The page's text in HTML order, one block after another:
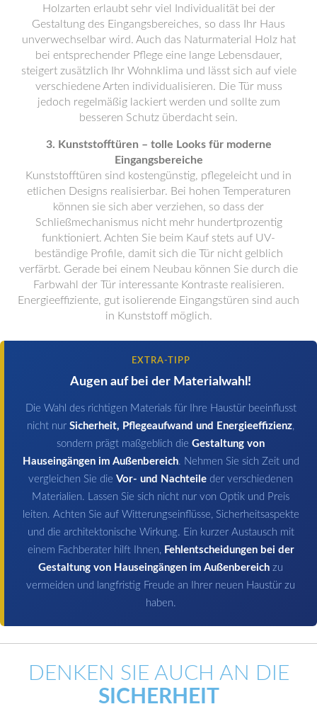
Holzarten erlaubt sehr viel Individualität bei der
Gestaltung des Eingangsbereiches, so dass Ihr Haus
unverwechselbar wird. Auch das Naturmaterial Holz hat
bei entsprechender Pflege eine lange Lebensdauer,
steigert zusätzlich Ihr Wohnklima und lässt sich auf viele
verschiedene Arten individualisieren. Die Tür muss
jedoch regelmäßig lackiert werden und sollte zum
besseren Schutz überdacht sein.
3. Kunststofftüren – tolle Looks für moderne
Eingangsbereiche
Kunststofftüren sind kostengünstig, pflegeleicht und in
etlichen Designs realisierbar. Bei hohen Temperaturen
können sie sich aber verziehen, so dass der
Schließmechanismus nicht mehr hundertprozentig
funktioniert. Achten Sie beim Kauf stets auf UV-
beständige Profile, damit sich die Tür nicht gelblich
verfärbt. Gerade bei einem Neubau können Sie durch die
Farbwahl der Tür interessante Kontraste realisieren.
Energieeffiziente, gut isolierende Eingangstüren sind auch
in Kunststoff möglich.
EXTRA-TIPP
Augen auf bei der Materialwahl!
Die Wahl des richtigen Materials für Ihre Haustür beeinflusst
nicht nur Sicherheit, Pflegeaufwand und Energieeffizienz,
sondern prägt maßgeblich die Gestaltung von
Hauseingängen im Außenbereich. Nehmen Sie sich Zeit und
vergleichen Sie die Vor- und Nachteile der verschiedenen
Materialien. Lassen Sie sich nicht nur von Optik und Preis
leiten. Achten Sie auf Witterungseinflüsse, Sicherheitsaspekte
und die architektonische Wirkung. Ein kurzer Austausch mit
einem Fachberater hilft Ihnen, Fehlentscheidungen bei der
Gestaltung von Hauseingängen im Außenbereich zu
vermeiden und langfristig Freude an Ihrer neuen Haustür zu
haben.
DENKEN SIE AUCH AN DIE
SICHERHEIT